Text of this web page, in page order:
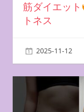
筋ダイエット
トネス
2025-11-12